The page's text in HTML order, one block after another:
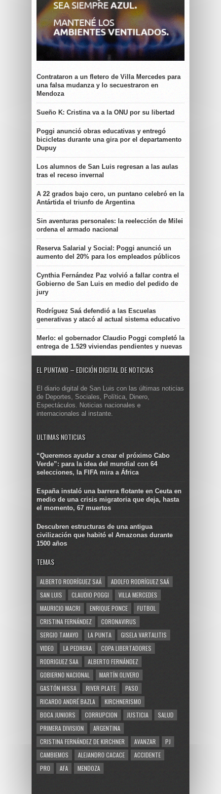
Contrataron a un fletero de Villa Mercedes para
una falsa mudanza y lo secuestraron en
Mendoza
Sueño K: Cristina va a la ONU por su libertad
Poggi anunció obras educativas y entregó
bicicletas durante una gira por el departamento
Dupuy
Los alumnos de San Luis regresan a las aulas
tras el receso invernal
A 22 grados bajo cero, un puntano celebró en la
Antártida el triunfo de Argentina
Sin aventuras personales: la reelección de Milei
ordena el armado nacional
Reserva Salarial y Social: Poggi anunció un
aumento del 20% para los empleados públicos
Cynthia Fernández Paz volvió a fallar contra el
Gobierno de San Luis en medio del pedido de
jury
Rodríguez Saá defendió a las Escuelas
generativas y atacó al actual sistema educativo
Merlo: el gobernador Claudio Poggi completó la
entrega de 1.529 viviendas pendientes y nuevas
EL PUNTANO – EDICIÓN DIGITAL DE NOTICIAS
El diario digital de San Luis con las últimas noticias
de Deportes, Sociales, Política, Dinero,
Espectáculos. Noticias nacionales e
internacionales al instante.
ULTIMAS NOTICIAS
“Queremos ayudar a crear el próximo Cabo
Verde”: para la idea del mundial con 64
selecciones, la FIFA mira a África
España instaló una barrera flotante en Ceuta en
medio de una crisis migratoria que deja, hasta
el momento, 67 muertos
Descubren estructuras de una antigua
civilización que habitó el Amazonas durante
1500 años
TEMAS
ALBERTO RODRÍGUEZ SAÁ
ADOLFO RODRÍGUEZ SAÁ
SAN LUIS
CLAUDIO POGGI
VILLA MERCEDES
MAURICIO MACRI
ENRIQUE PONCE
FUTBOL
CRISTINA FERNÁNDEZ
CORONAVIRUS
SERGIO TAMAYO
LA PUNTA
GISELA VARTALITIS
VIDEO
LA PEDRERA
COPA LIBERTADORES
RODRIGUEZ SAA
ALBERTO FERNÁNDEZ
GOBIERNO NACIONAL
MARTÍN OLIVERO
GASTÓN HISSA
RIVER PLATE
PASO
RICARDO ANDRÉ BAZLA
KIRCHNERISMO
BOCA JUNIORS
CORRUPCION JUSTICIA
SALUD
PRIMERA DIVISION
ARGENTINA
CRISTINA FERNÁNDEZ DE KIRCHNER
AVANZAR
PJ
CAMBIEMOS
ALEJANDRO CACACE
ACCIDENTE
PRO
AFA MENDOZA